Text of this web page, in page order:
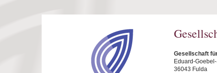
Gesellschaft
Eduard-
36043 Fulda